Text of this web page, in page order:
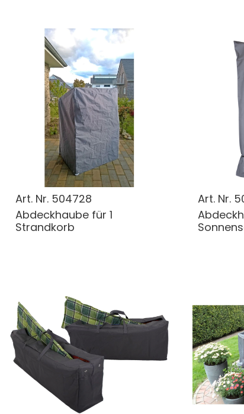
Art. Nr. 504728
Abdeckhaube für 1
Strandkorb
Art. Nr.